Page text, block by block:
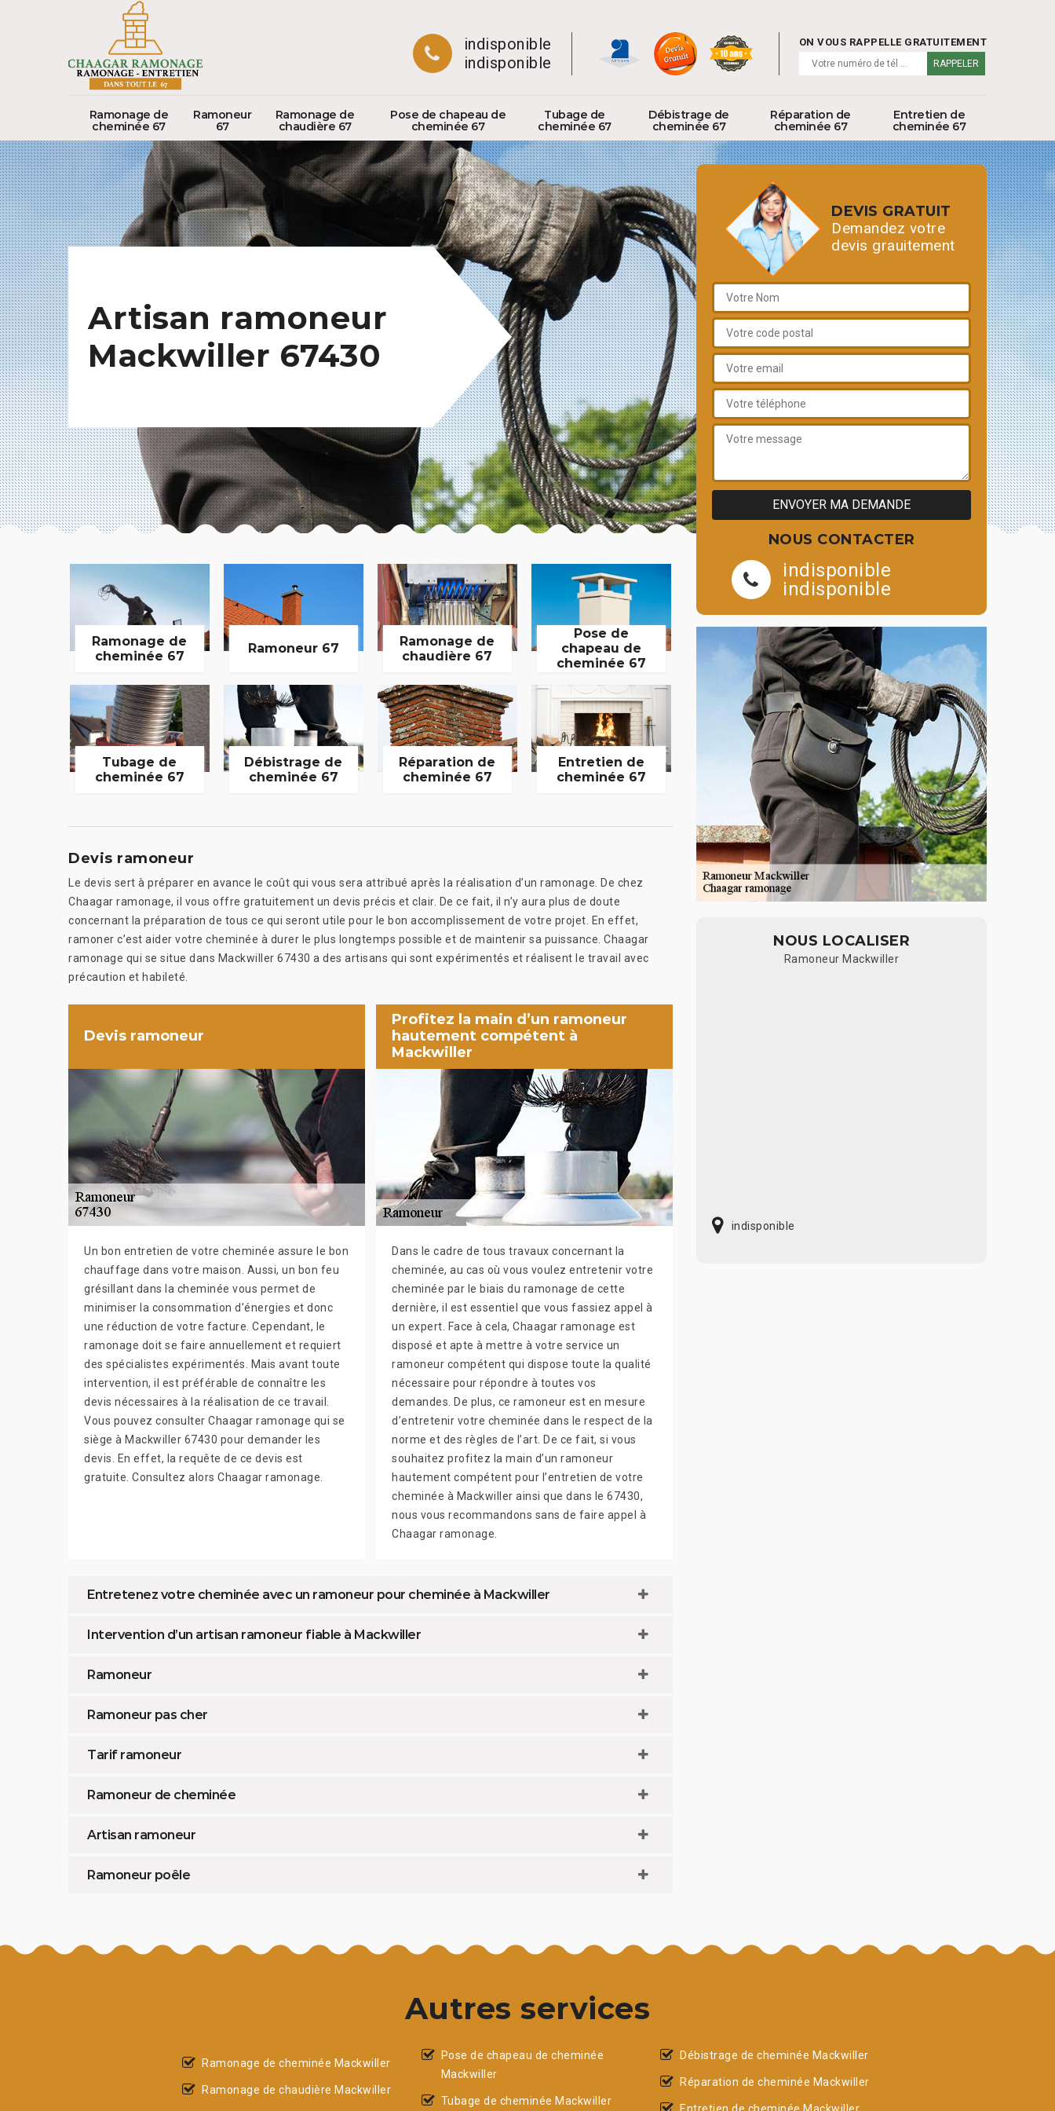
indisponible
indisponible
ON VOUS RAPPELLE GRATUITEMENT
Ramonage de
cheminée 67
Ramoneur
67
Ramonage de
chaudière 67
Pose de chapeau de
cheminée 67
Tubage de
cheminée 67
Débistrage de
cheminée 67
Réparation de
cheminée 67
Entretien de
cheminée 67
Artisan ramoneur
Mackwiller 67430
Ramonage de
cheminée 67
Ramoneur 67
Ramonage de
chaudière 67
Pose de
chapeau de
cheminée 67
Tubage de
cheminée 67
Débistrage de
cheminée 67
Réparation de
cheminée 67
Entretien de
cheminée 67
Devis ramoneur
Le devis sert à préparer en avance le coût qui vous sera attribué après la réalisation d’un ramonage. De chez
Chaagar ramonage, il vous offre gratuitement un devis précis et clair. De ce fait, il n’y aura plus de doute
concernant la préparation de tous ce qui seront utile pour le bon accomplissement de votre projet. En effet,
ramoner c’est aider votre cheminée à durer le plus longtemps possible et de maintenir sa puissance. Chaagar
ramonage qui se situe dans Mackwiller 67430 a des artisans qui sont expérimentés et réalisent le travail avec
précaution et habileté.
Devis ramoneur
Un bon entretien de votre cheminée assure le bon
chauffage dans votre maison. Aussi, un bon feu
grésillant dans la cheminée vous permet de
minimiser la consommation d’énergies et donc
une réduction de votre facture. Cependant, le
ramonage doit se faire annuellement et requiert
des spécialistes expérimentés. Mais avant toute
intervention, il est préférable de connaître les
devis nécessaires à la réalisation de ce travail.
Vous pouvez consulter Chaagar ramonage qui se
siège à Mackwiller 67430 pour demander les
devis. En effet, la requête de ce devis est
gratuite. Consultez alors Chaagar ramonage.
Profitez la main d’un ramoneur
hautement compétent à
Mackwiller
Dans le cadre de tous travaux concernant la
cheminée, au cas où vous voulez entretenir votre
cheminée par le biais du ramonage de cette
dernière, il est essentiel que vous fassiez appel à
un expert. Face à cela, Chaagar ramonage est
disposé et apte à mettre à votre service un
ramoneur compétent qui dispose toute la qualité
nécessaire pour répondre à toutes vos
demandes. De plus, ce ramoneur est en mesure
d’entretenir votre cheminée dans le respect de la
norme et des règles de l’art. De ce fait, si vous
souhaitez profitez la main d’un ramoneur
hautement compétent pour l’entretien de votre
cheminée à Mackwiller ainsi que dans le 67430,
nous vous recommandons sans de faire appel à
Chaagar ramonage.
Entretenez votre cheminée avec un ramoneur pour cheminée à Mackwiller
Intervention d’un artisan ramoneur fiable à Mackwiller
Ramoneur
Ramoneur pas cher
Tarif ramoneur
Ramoneur de cheminée
Artisan ramoneur
Ramoneur poêle
DEVIS GRATUIT
Demandez votre
devis grauitement
NOUS CONTACTER
indisponible
indisponible
NOUS LOCALISER
Ramoneur Mackwiller
indisponible
Autres services
Ramonage de cheminée Mackwiller
Ramonage de chaudière Mackwiller
Pose de chapeau de cheminée
Mackwiller
Tubage de cheminée Mackwiller
Débistrage de cheminée Mackwiller
Réparation de cheminée Mackwiller
Entretien de cheminée Mackwiller